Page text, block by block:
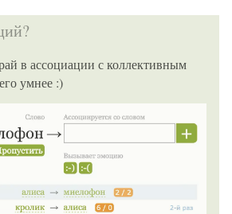
в ассоциации с коллективным
умнее :)